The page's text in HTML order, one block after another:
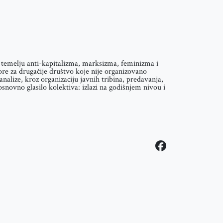
anti-kapitalizma, marksizma, feminizma i
za drugačije društvo koje nije organizovano
kroz organizaciju javnih tribina, predavanja,
glasilo kolektiva: izlazi na godišnjem nivou i